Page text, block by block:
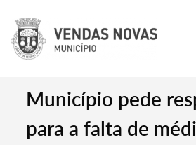
Município pede
para a falta de